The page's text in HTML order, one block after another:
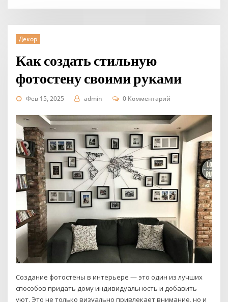
Декор
Как создать стильную
фотостену своими руками
Фев 15, 2025 admin 0 Комментарий
Создание фотостены в интерьере — это один из лучших
способов придать дому индивидуальность и добавить
уют. Это не только визуально привлекает внимание, но и